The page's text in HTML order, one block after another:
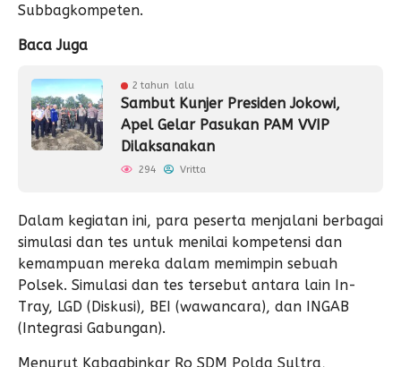
Subbagkompeten.
Baca Juga
2 tahun lalu
Sambut Kunjer Presiden Jokowi,
Apel Gelar Pasukan PAM VVIP
Dilaksanakan
294 Vritta
Dalam kegiatan ini, para peserta menjalani berbagai
simulasi dan tes untuk menilai kompetensi dan
kemampuan mereka dalam memimpin sebuah
Polsek. Simulasi dan tes tersebut antara lain In-
Tray, LGD (Diskusi), BEI (wawancara), dan INGAB
(Integrasi Gabungan).
Menurut Kabagbinkar Ro SDM Polda Sultra,